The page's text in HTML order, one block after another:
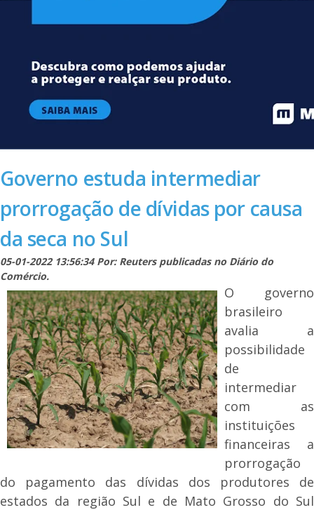
Governo estuda intermediar
prorrogação de dívidas por causa
da seca no Sul
05-01-2022 13:56:34 Por: Reuters publicadas no Diário do
Comércio.
O governo
brasileiro
avalia a
possibilidade
de
intermediar
com as
instituições
financeiras a
prorrogação
do pagamento das dívidas dos produtores de
estados da região Sul e de Mato Grosso do Sul